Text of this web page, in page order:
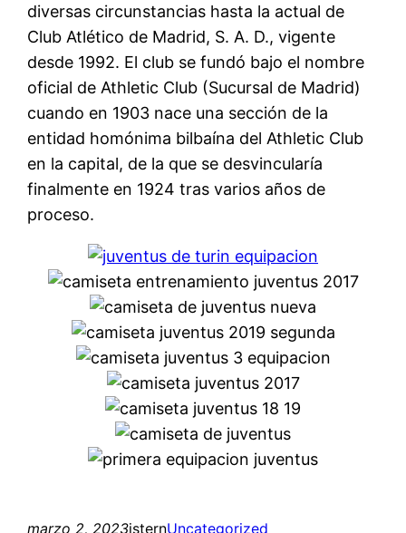
diversas circunstancias hasta la actual de
Club Atlético de Madrid, S. A. D., vigente
desde 1992. El club se fundó bajo el nombre
oficial de Athletic Club (Sucursal de Madrid)
cuando en 1903 nace una sección de la
entidad homónima bilbaína del Athletic Club
en la capital, de la que se desvincularía
finalmente en 1924 tras varios años de
proceso.
marzo 2, 2023isternUncategorized